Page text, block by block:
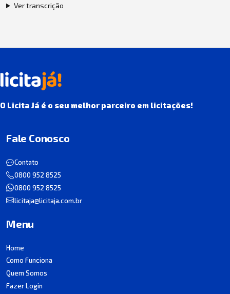
Ver transcrição
O Licita Já é o seu melhor parceiro em licitações!
Fale Conosco
Contato
0800 952 8525
0800 952 8525
licitaja@licitaja.com.br
Menu
Home
Como Funciona
Quem Somos
Fazer Login